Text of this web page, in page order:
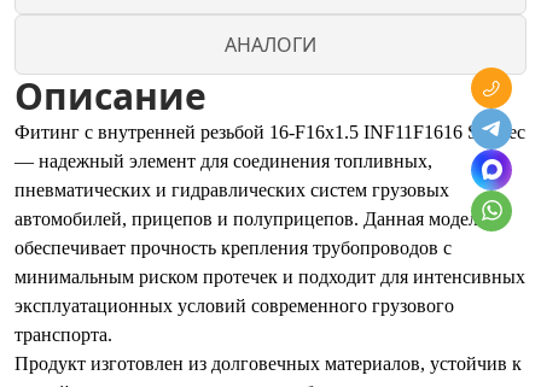
АНАЛОГИ
Описание
Фитинг с внутренней резьбой 16-F16x1.5 INF11F1616 StarTec
— надежный элемент для соединения топливных,
пневматических и гидравлических систем грузовых
автомобилей, прицепов и полуприцепов. Данная модель
обеспечивает прочность крепления трубопроводов с
минимальным риском протечек и подходит для интенсивных
эксплуатационных условий современного грузового
транспорта.
Продукт изготовлен из долговечных материалов, устойчив к